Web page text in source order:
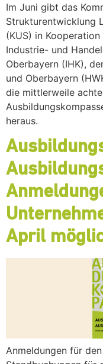
Im Juni gibt das
Strukturentwicklung
(KUS) in
Industrie- und
Oberbayern (IHK),
und Oberbayern
die mittlerweile
heraus.
April
Anmeldungen für